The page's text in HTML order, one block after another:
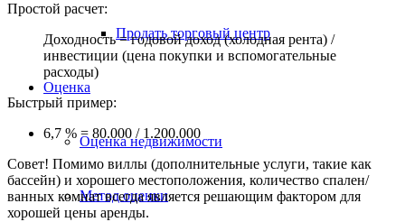
Продать торговый центр
Оценка
Оценка недвижимости
Метод оценки
Простой расчет:
Доходность = годовой доход (холодная рента) /
инвестиции (цена покупки и вспомогательные
расходы)
Быстрый пример:
6,7 % = 80.000 / 1.200.000
Совет! Помимо виллы (дополнительные услуги, такие как
бассейн) и хорошего местоположения, количество спален/
ванных комнат всегда является решающим фактором для
хорошей цены аренды.